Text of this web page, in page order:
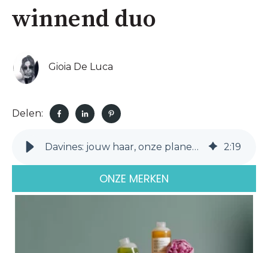
winnend duo
Gioia De Luca
Delen:
Davines: jouw haar, onze planeet, een winnend duo 2:19
ONZE MERKEN